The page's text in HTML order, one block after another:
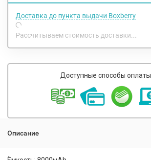
Доставка до пункта выдачи Boxberry
Рассчитываем стоимость доставки...
Доступные способы оплаты
Описание